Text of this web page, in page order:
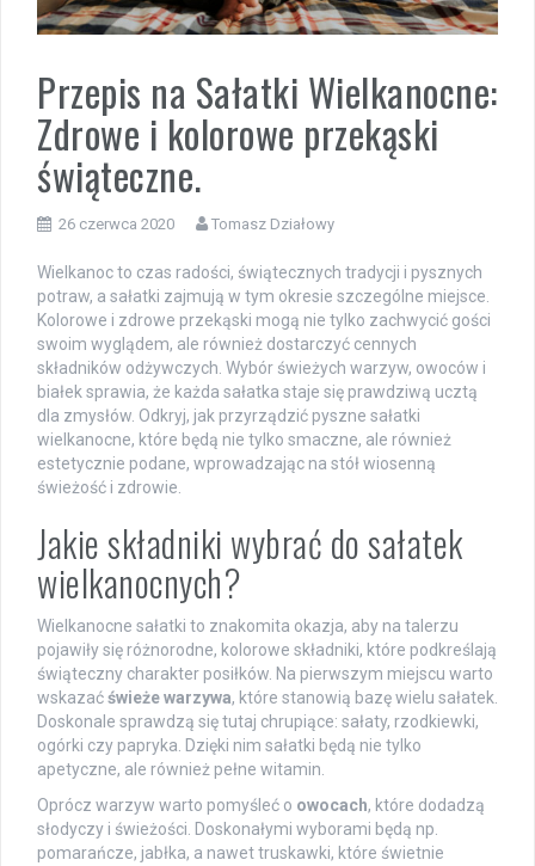
Przepis na Sałatki Wielkanocne:
Zdrowe i kolorowe przekąski
świąteczne.
26 czerwca 2020 Tomasz Działowy
Wielkanoc to czas radości, świątecznych tradycji i pysznych
potraw, a sałatki zajmują w tym okresie szczególne miejsce.
Kolorowe i zdrowe przekąski mogą nie tylko zachwycić gości
swoim wyglądem, ale również dostarczyć cennych
składników odżywczych. Wybór świeżych warzyw, owoców i
białek sprawia, że każda sałatka staje się prawdziwą ucztą
dla zmysłów. Odkryj, jak przyrządzić pyszne sałatki
wielkanocne, które będą nie tylko smaczne, ale również
estetycznie podane, wprowadzając na stół wiosenną
świeżość i zdrowie.
Jakie składniki wybrać do sałatek
wielkanocnych?
Wielkanocne sałatki to znakomita okazja, aby na talerzu
pojawiły się różnorodne, kolorowe składniki, które podkreślają
świąteczny charakter posiłków. Na pierwszym miejscu warto
wskazaćświeże warzywa, które stanowią bazę wielu sałatek.
Doskonale sprawdzą się tutaj chrupiące: sałaty, rzodkiewki,
ogórki czy papryka. Dzięki nim sałatki będą nie tylko
apetyczne, ale również pełne witamin.
Oprócz warzyw warto pomyśleć o owocach, które dodadzą
słodyczy i świeżości. Doskonałymi wyborami będą np.
pomarańcze, jabłka, a nawet truskawki, które świetnie